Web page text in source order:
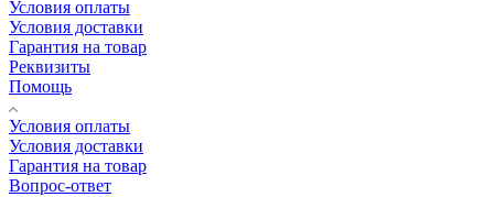
Условия оплаты
Условия доставки
Гарантия на товар
Реквизиты
Помощь
Условия оплаты
Условия доставки
Гарантия на товар
Вопрос-ответ